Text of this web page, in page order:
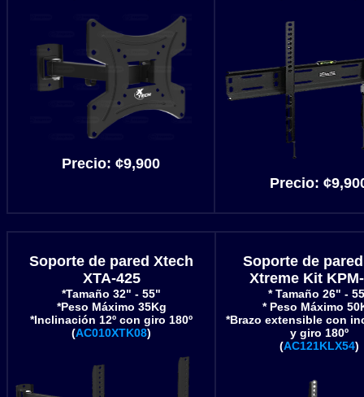
Precio: ¢9,900
Precio:
Soporte de pared Xtech
XTA-425
*Tamaño 32" - 55"
*Peso Máximo 35Kg
*Inclinación 12º con giro 180º
(AC010XTK08)
Soporte de
Xtreme Kit
* Tamaño 26" -
* Peso Máximo
*Brazo extensible con
y giro 180º
(AC121KLX54)